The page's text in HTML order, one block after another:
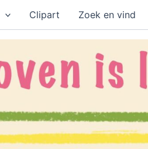
Clipart Zoek en vind